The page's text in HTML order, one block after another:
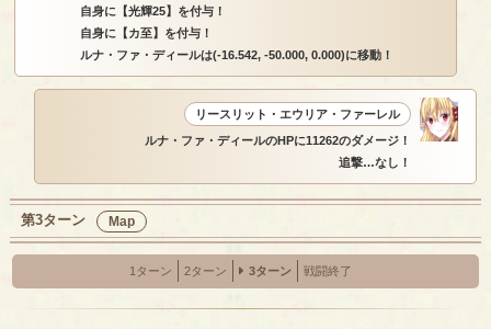
自身に【光輝25】を付与！
自身に【カ至】を付与！
ルナ・ファ・ディールは(-16.542, -50.000, 0.000)に移動！
リースリット・エウリア・ファーレル
ルナ・ファ・ディールのHPに11262のダメージ！
追撃…なし！
第3ターン Map
1ターン 2ターン 3ターン 戦闘終了